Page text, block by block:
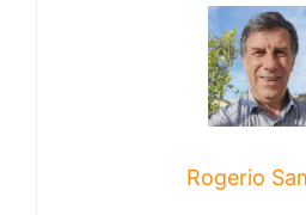
Rogerio